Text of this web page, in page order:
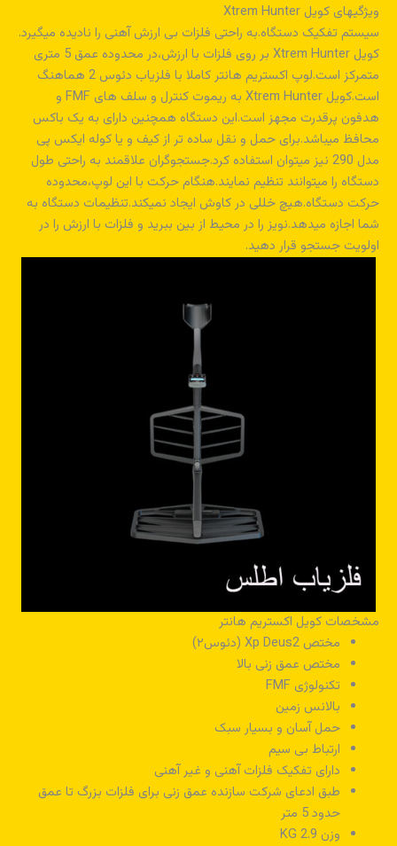
ویژگیهای کویل Xtrem Hunter
سیستم تفکیک دستگاه.به راحتی فلزات بی ارزش آهنی را نادیده میگیرد.
کویل Xtrem Hunter بر روی فلزات با ارزش،در محدوده عمق 5 متری
متمرکز است.لوپ اکستریم هانتر کاملا با فلزیاب دئوس 2 هماهنگ
است.کویل Xtrem Hunter به ریموت کنترل و سلف های FMF و
هدفون پرقدرت مجهز است.این دستگاه همچنین دارای به یک باکس
محافظ میباشد.برای حمل و نقل ساده تر از کیف و یا کوله ایکس پی
مدل 290 نیز میتوان استفاده کرد.جستجوگران علاقمند به راحتی طول
دستگاه را میتوانند تنظیم نمایند.هنگام حرکت با این لوپ،محدوده
حرکت دستگاه.هیچ خللی در کاوش ایجاد نمیکند.تنظیمات دستگاه به
شما اجازه میدهد.نویز را در محیط از بین ببرید و فلزات با ارزش را در
اولویت جستجو قرار دهید.
مشخصات کویل اکستریم هانتر
مختص Xp Deus2 (دئوس۲)
مختص عمق زنی بالا
تکنولوژی FMF
بالانس زمین
حمل آسان و بسیار سبک
ارتباط بی سیم
دارای تفکیک فلزات آهنی و غیر آهنی
طبق ادعای شرکت سازنده عمق زنی برای فلزات بزرگ تا عمق
حدود 5 متر
وزن 2.9 KG